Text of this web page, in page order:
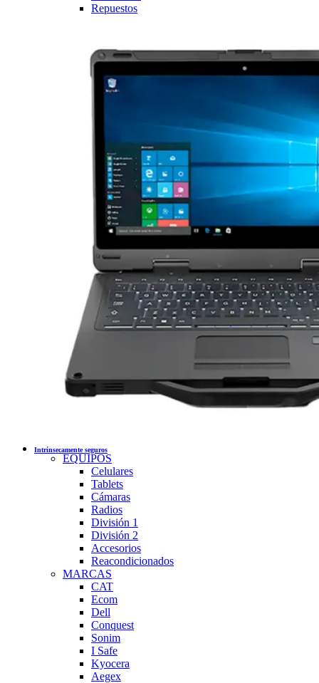
Repuestos
Intrínsecamente seguros
EQUIPOS
Celulares
Tablets
Cámaras
Radios
División 1
División 2
Accesorios
Reacondicionados
MARCAS
CAT
Ecom
Dell
Conquest
Sonim
I Safe
Kyocera
Aegex